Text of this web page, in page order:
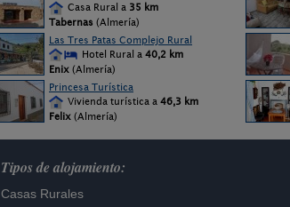
Casa Rural a 35 km
Tabernas (Almería)
Las Tres Patas Complejo Rural
Hotel Rural a 40,2 km
Enix (Almería)
Princesa Turística
Vivienda turística a 46,3 km
Felix (Almería)
Tipos de alojamiento:
Casas Rurales